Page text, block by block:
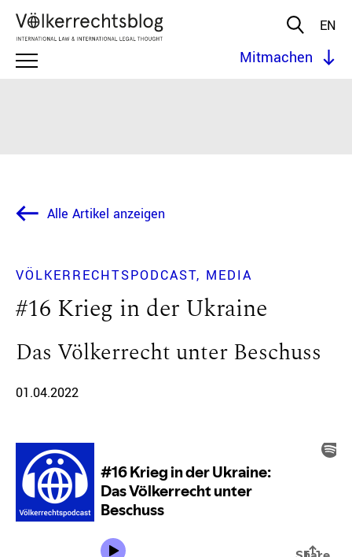
EN
Mitmachen
Alle Artikel anzeigen
VÖLKERRECHTSPODCAST MEDIA
#16 Krieg in der Ukraine
Das Völkerrecht unter Beschuss
01.04.2022